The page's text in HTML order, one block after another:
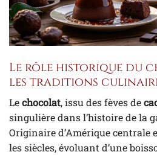
Le rôle historique du
les traditions
Lechocolat, issu des fèves de
singulière dans l’histoire de la
Originaire d’Amérique centrale
les siècles, évoluant d’une